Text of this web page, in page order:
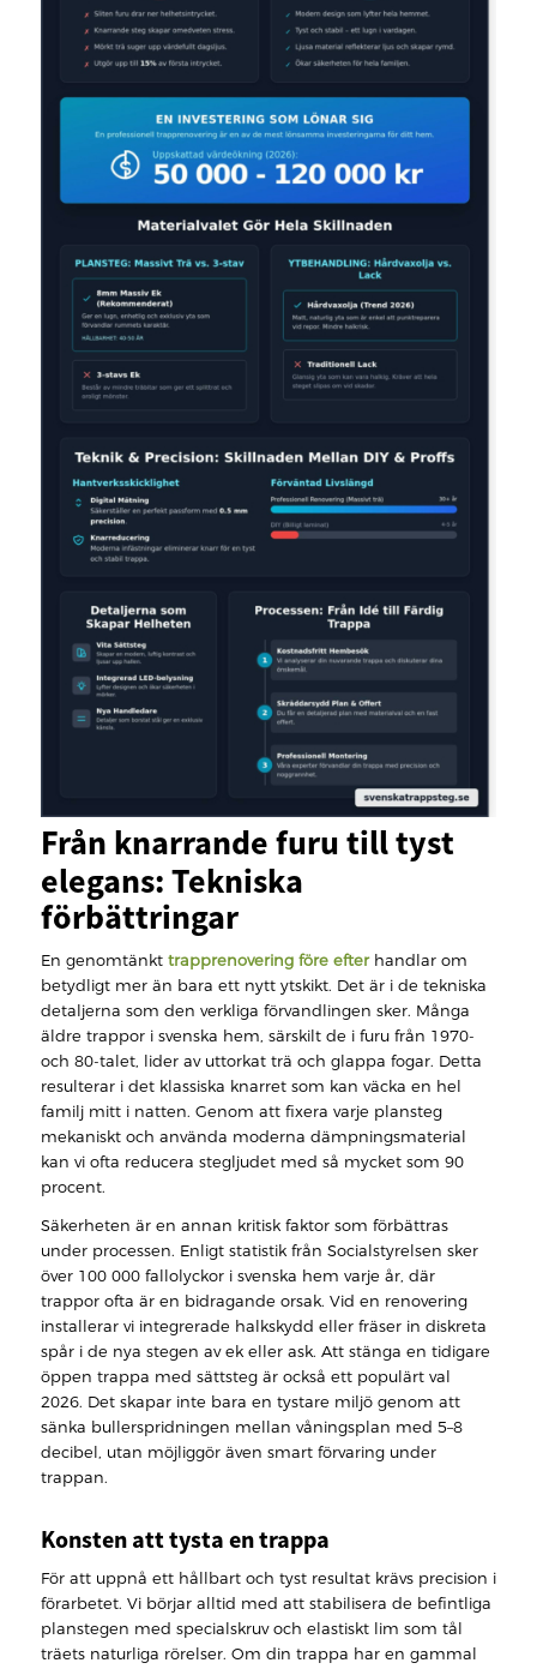
Från knarrande furu till tyst
elegans: Tekniska
förbättringar
En genomtänkt trapprenovering före efterhandlar om
betydligt mer än bara ett nytt ytskikt. Det är i de tekniska
detaljerna som den verkliga förvandlingen sker. Många
äldre trappor i svenska hem, särskilt de i furu från 1970-
och 80-talet, lider av uttorkat trä och glappa fogar. Detta
resulterar i det klassiska knarret som kan väcka en hel
familj mitt i natten. Genom att fixera varje plansteg
mekaniskt och använda moderna dämpningsmaterial
kan vi ofta reducera stegljudet med så mycket som 90
procent.
Säkerheten är en annan kritisk faktor som förbättras
under processen. Enligt statistik från Socialstyrelsen sker
över 100 000 fallolyckor i svenska hem varje år, där
trappor ofta är en bidragande orsak. Vid en renovering
installerar vi integrerade halkskydd eller fräser in diskreta
spår i de nya stegen av ek eller ask. Att stänga en tidigare
öppen trappa med sättsteg är också ett populärt val
2026. Det skapar inte bara en tystare miljö genom att
sänka bullerspridningen mellan våningsplan med 5–8
decibel, utan möjliggör även smart förvaring under
trappan.
Konsten att tysta en trappa
För att uppnå ett hållbart och tyst resultat krävs precision i
förarbetet. Vi börjar alltid med att stabilisera de befintliga
planstegen med specialskruv och elastiskt lim som tål
träets naturliga rörelser. Om din trappa har en gammal